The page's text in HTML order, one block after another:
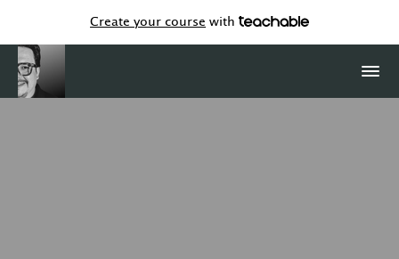
Create your course with